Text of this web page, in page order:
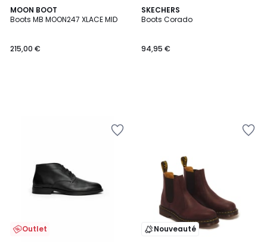
MOON BOOT
Boots MB MOON247 XLACE MID
215,00 €
SKECHERS
Boots Corado
94,95 €
Outlet Nouveauté